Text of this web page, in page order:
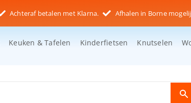
Achteraf betalen met Klarna. Afhalen in Borne
Keuken & Tafelen Kinderfietsen Knutselen